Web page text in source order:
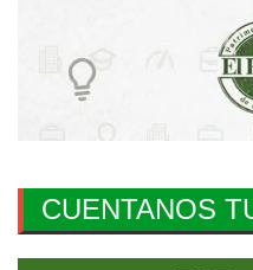
CUENTANOS